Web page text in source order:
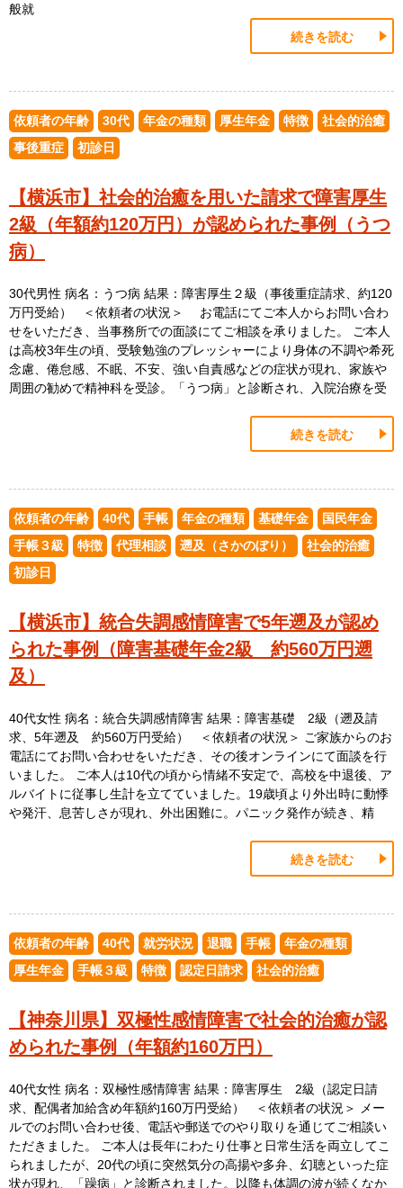
般就
続きを読む
依頼者の年齢 30代 年金の種類 厚生年金 特徴
社会的治癒
事後重症
初診日
【横浜市】社会的治癒を用いた請求で障害厚生
2級（年額約120万円）が認められた事例（うつ
病）
30代男性 病名：うつ病 結果：障害厚生２級（事後重症請求、約120
万円受給） ＜依頼者の状況＞ お電話にてご本人からお問い合わ
せをいただき、当事務所での面談にてご相談を承りました。 ご本人
は高校3年生の頃、受験勉強のプレッシャーにより身体の不調や希死
念慮、倦怠感、不眠、不安、強い自責感などの症状が現れ、家族や
周囲の勧めで精神科を受診。「うつ病」と診断され、入院治療を受
続きを読む
依頼者の年齢 40代 手帳 年金の種類 基礎年金
国民年金
手帳３級
特徴 代理相談 遡及（さかのぼり）
社会的治癒
初診日
【横浜市】統合失調感情障害で5年遡及が認め
られた事例（障害基礎年金2級 約560万円遡
及）
40代女性 病名：統合失調感情障害 結果：障害基礎 2級（遡及請
求、5年遡及 約560万円受給） ＜依頼者の状況＞ ご家族からのお
電話にてお問い合わせをいただき、その後オンラインにて面談を行
いました。 ご本人は10代の頃から情緒不安定で、高校を中退後、ア
ルバイトに従事し生計を立てていました。19歳頃より外出時に動悸
や発汗、息苦しさが現れ、外出困難に。パニック発作が続き、精
続きを読む
依頼者の年齢 40代 就労状況 退職 手帳
年金の種類
厚生年金
手帳３級 特徴 認定日請求 社会的治癒
【神奈川県】双極性感情障害で社会的治癒が認
められた事例（年額約160万円）
40代女性 病名：双極性感情障害 結果：障害厚生 2級（認定日請
求、配偶者加給含め年額約160万円受給） ＜依頼者の状況＞ メー
ルでのお問い合わせ後、電話や郵送でのやり取りを通じてご相談い
ただきました。 ご本人は長年にわたり仕事と日常生活を両立してこ
られましたが、20代の頃に突然気分の高揚や多弁、幻聴といった症
状が現れ、「躁病」と診断されました。以降も体調の波が続くなか